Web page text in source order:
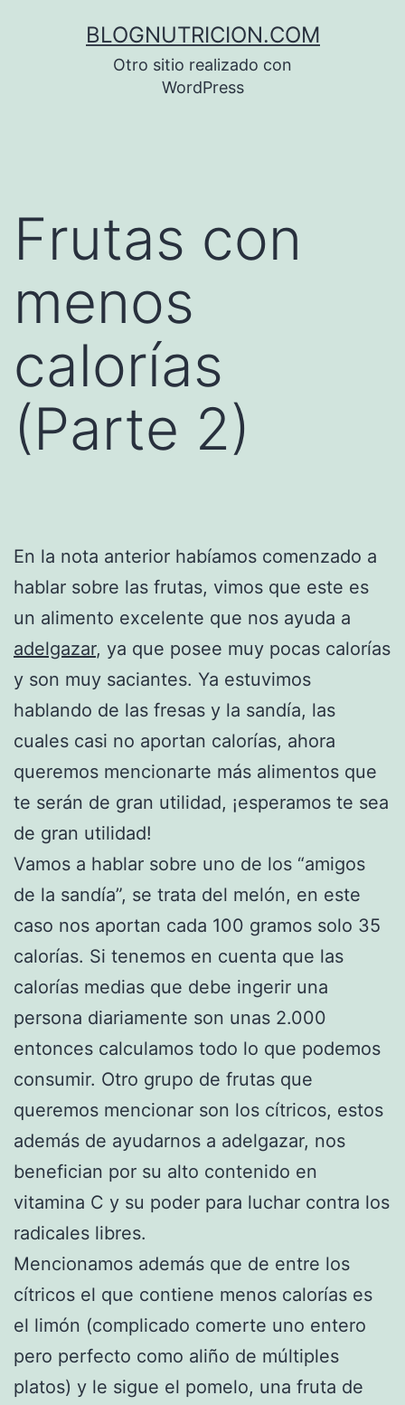
BLOGNUTRICION.COM
Otro sitio realizado con
WordPress
Frutas con
menos
calorías
(Parte 2)
En la nota anterior habíamos comenzado a
hablar sobre las frutas, vimos que este es
un alimento excelente que nos ayuda a
adelgazar, ya que posee muy pocas calorías
y son muy saciantes. Ya estuvimos
hablando de las fresas y la sandía, las
cuales casi no aportan calorías, ahora
queremos mencionarte más alimentos que
te serán de gran utilidad, ¡esperamos te sea
de gran utilidad!
Vamos a hablar sobre uno de los “amigos
de la sandía”, se trata del melón, en este
caso nos aportan cada 100 gramos solo 35
calorías. Si tenemos en cuenta que las
calorías medias que debe ingerir una
persona diariamente son unas 2.000
entonces calculamos todo lo que podemos
consumir. Otro grupo de frutas que
queremos mencionar son los cítricos, estos
además de ayudarnos a adelgazar, nos
benefician por su alto contenido en
vitamina C y su poder para luchar contra los
radicales libres.
Mencionamos además que de entre los
cítricos el que contiene menos calorías es
el limón (complicado comerte uno entero
pero perfecto como aliño de múltiples
platos) y le sigue el pomelo, una fruta de